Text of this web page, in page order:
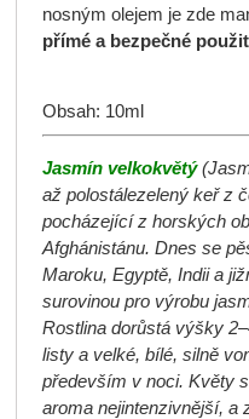
nosným olejem je zde
přímé a bezpečné
Obsah: 10ml
Jasmín velkokvětý(
až polostálezelený keř z
pocházející z horských
Afghánistánu. Dnes se
Maroku, Egyptě, Indii a
surovinou pro výrobu
Rostlina dorůstá výšky
listy a velké, bílé, silně
především v noci. Květy
aroma nejintenzivnější, a